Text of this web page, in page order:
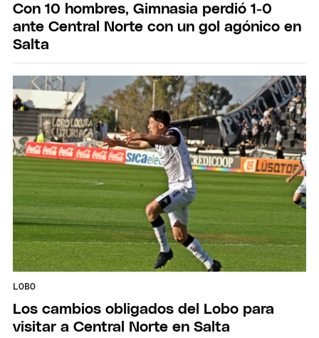
Con 10 hombres, Gimnasia perdió 1-0
ante Central Norte con un gol agónico en
Salta
LOBO
Los cambios obligados del Lobo para
visitar a Central Norte en Salta